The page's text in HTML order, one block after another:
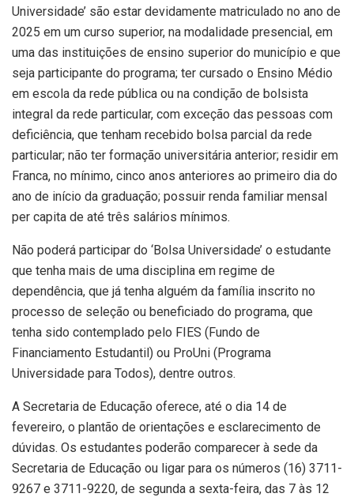
Universidade’ são estar devidamente matriculado no ano de
2025 em um curso superior, na modalidade presencial, em
uma das instituições de ensino superior do município e que
seja participante do programa; ter cursado o Ensino Médio
em escola da rede pública ou na condição de bolsista
integral da rede particular, com exceção das pessoas com
deficiência, que tenham recebido bolsa parcial da rede
particular; não ter formação universitária anterior; residir em
Franca, no mínimo, cinco anos anteriores ao primeiro dia do
ano de início da graduação; possuir renda familiar mensal
per capita de até três salários mínimos.
Não poderá participar do ‘Bolsa Universidade’ o estudante
que tenha mais de uma disciplina em regime de
dependência, que já tenha alguém da família inscrito no
processo de seleção ou beneficiado do programa, que
tenha sido contemplado pelo FIES (Fundo de
Financiamento Estudantil) ou ProUni (Programa
Universidade para Todos), dentre outros.
A Secretaria de Educação oferece, até o dia 14 de
fevereiro, o plantão de orientações e esclarecimento de
dúvidas. Os estudantes poderão comparecer à sede da
Secretaria de Educação ou ligar para os números (16) 3711-
9267 e 3711-9220, de segunda a sexta-feira, das 7 às 12